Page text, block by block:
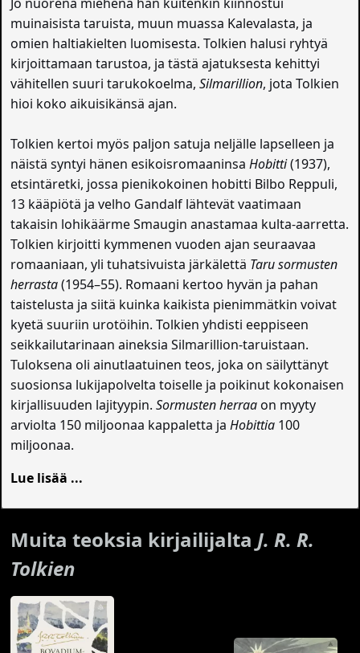
muinaisista taruista, muun muassa Kalevalasta, ja
omien haltiakielten luomisesta. Tolkien halusi ryhtyä
kirjoittamaan tarustoa, ja tästä ajatuksesta kehittyi
vähitellen suuri tarukokoelma,Silmarillion, jota Tolkien
hioi koko aikuisikänsä ajan.
Tolkien kertoi myös paljon satuja neljälle lapselleen ja
näistä syntyi hänen esikoisromaaninsaHobitti(1937),
etsintäretki, jossa pienikokoinen hobitti Bilbo Reppuli,
13 kääpiötä ja velho Gandalf lähtevät vaatimaan
takaisin lohikäärme Smaugin anastamaa kulta-aarretta.
Tolkien kirjoitti kymmenen vuoden ajan seuraavaa
romaaniaan, yli tuhatsivuista järkälettä Taru sormusten
herrasta(1954–55). Romaani kertoo hyvän ja pahan
taistelusta ja siitä kuinka kaikista pienimmätkin voivat
kyetä suuriin urotöihin. Tolkien yhdisti eeppiseen
seikkailutarinaan aineksia Silmarillion-taruistaan.
Tuloksena oli ainutlaatuinen teos, joka on säilyttänyt
suosionsa lukijapolvelta toiselle ja poikinut kokonaisen
kirjallisuuden lajityypin.Sormusten herraaon myyty
arviolta 150 miljoonaa kappaletta jaHobittia 100
miljoonaa.
Lue lisää ...
Muita teoksia kirjailijalta J. R. R.
Tolkien